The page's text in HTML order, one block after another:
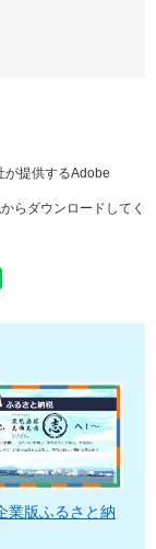
が提供するAdobe
らダウンロードしてく
業版ふるさと納